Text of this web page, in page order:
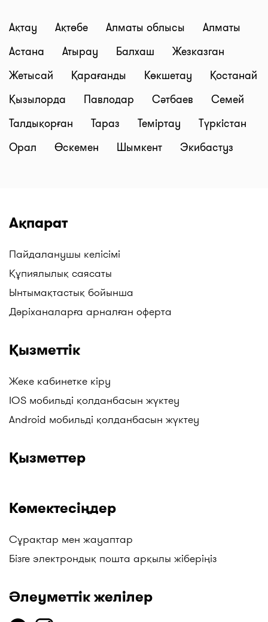
Ақтау Ақтөбе Алматы облысы
Алматы
Астана
Атырау Балхаш
Жезказган
Жетысай
Қарағанды Көкшетау
Қостанай
Қызылорда
Павлодар Сәтбаев
Семей
Талдықорған
Тараз Теміртау
Түркістан
Орал
Өскемен Шымкент Экибастуз
Ақпарат
Пайдаланушы келісімі
Құпиялылық саясаты
Ынтымақтастық бойынша
Дәріханаларға арналған оферта
Қызметтік
Жеке кабинетке кіру
IOS мобильді қолданбасын жүктеу
Android мобильді қолданбасын жүктеу
Қызметтер
Көмектесіңдер
Сұрақтар мен жауаптар
Бізге электрондық пошта арқылы жіберіңіз
Әлеуметтік желілер